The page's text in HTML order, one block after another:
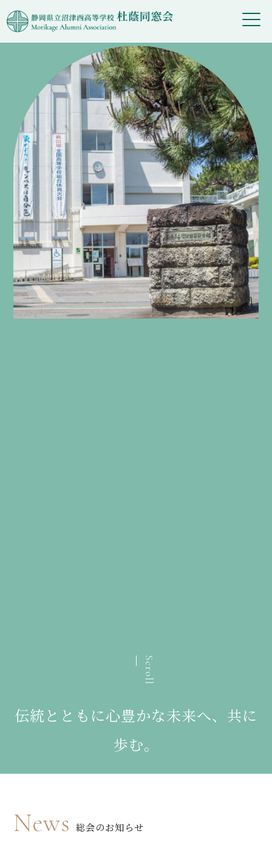
Scroll
伝統とともに心豊かな未来へ、共に
歩む。
News 総会のお知らせ